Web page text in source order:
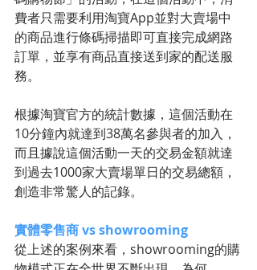
費者只需要利用淘寶App並對大賣場中
的商品進行條碼掃描即可直接完成網路
訂單，並享有商品直接送到家的配送服
務。
根據淘寶官方的統計數據，這個活動在
10分鐘內就達到38萬名參與者的加入，
而且據說這個活動一天的交易金額就達
到過去1000家大賣場單日的交易總額，
創造非常驚人的記錄。
實體零售商 vs showrooming
從上述的案例來看，showrooming的購